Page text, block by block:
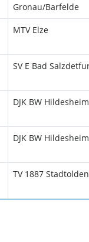
Gronau/Barfelde
MTV Elze
SV E Bad
DJK BW Hildesheim
DJK BW Hildesheim
TV 1887